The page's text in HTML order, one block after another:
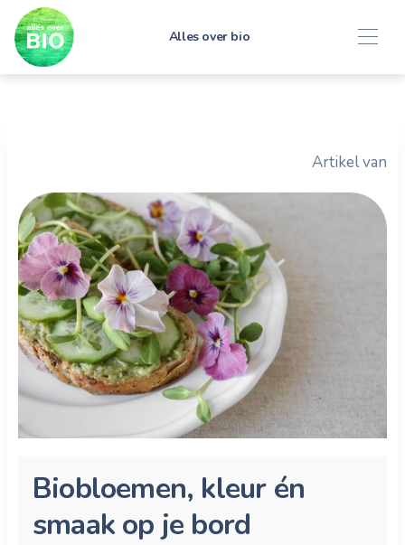
Alles over bio
Artikel van
Biobloemen, kleur én
smaak op je bord